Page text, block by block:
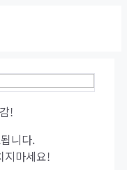
!
니다.
지마세요!